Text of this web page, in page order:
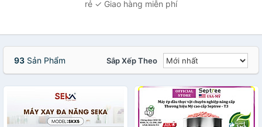
rẻ ✓ Giao hàng miễn phí
93 Sản Phẩm Sắp Xếp Theo